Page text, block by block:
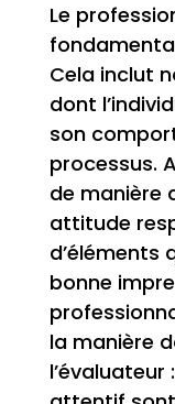
Le
Cela inclut
dont
son
processus.
de manière
attitude
d’éléments
bonne
la manière